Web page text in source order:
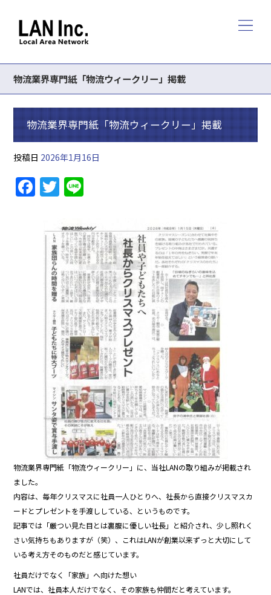
物流業界専門紙「物流ウィークリー」掲載
物流業界専門紙「物流ウィークリー」掲載
投稿日 2026年1月16日
F
a
c
e
b
o
o
k
T
w
itt
er
e
物流業界専門紙「物流ウィークリー」に、当社LANの取り組みが掲載され
ました。
内容は、毎年クリスマスに社員一人ひとりへ、社長から直接クリスマスカ
ードとプレゼントを手渡ししている、というものです。
記事では「厳つい見た目とは裏腹に優しい社長」と紹介され、少し照れく
さい気持ちもありますが（笑）、これはLANが創業以来ずっと大切にして
いる考え方そのものだと感じています。
社員だけでなく「家族」へ向けた想い
LANでは、社員本人だけでなく、その家族も仲間だと考えています。